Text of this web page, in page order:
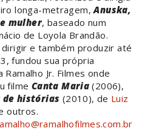
longa-metragem,Anuska,
mulher, baseado num
de Loyola Brandão.
dirigir e também produzir até
fundou sua própria
Jr. Filmes onde
filme Canta Maria (2006),
de histórias (2010), de Luiz
outros.